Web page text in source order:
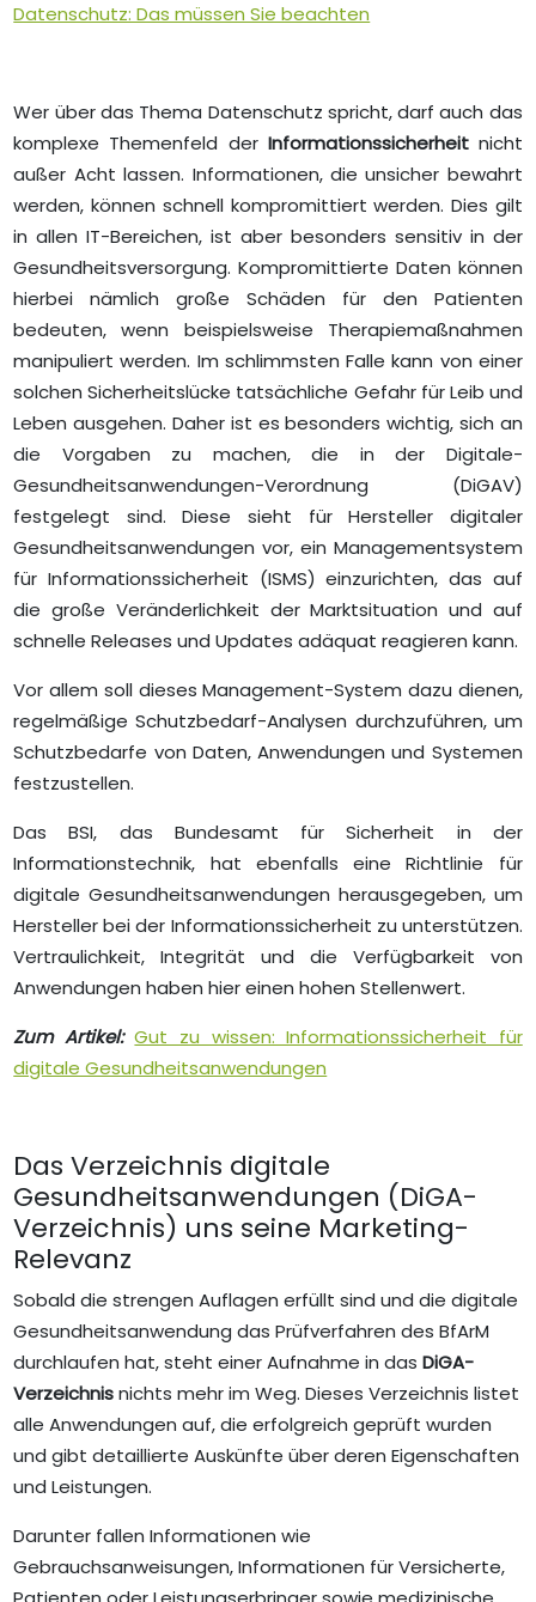
Datenschutz: Das müssen Sie beachten
Wer über das Thema Datenschutz spricht, darf auch das
komplexe Themenfeld der Informationssicherheit nicht
außer Acht lassen. Informationen, die unsicher bewahrt
werden, können schnell kompromittiert werden. Dies gilt
in allen IT-Bereichen, ist aber besonders sensitiv in der
Gesundheitsversorgung. Kompromittierte Daten können
hierbei nämlich große Schäden für den Patienten
bedeuten, wenn beispielsweise Therapiemaßnahmen
manipuliert werden. Im schlimmsten Falle kann von einer
solchen Sicherheitslücke tatsächliche Gefahr für Leib und
Leben ausgehen. Daher ist es besonders wichtig, sich an
die Vorgaben zu machen, die in der Digitale-
Gesundheitsanwendungen-Verordnung (DiGAV)
festgelegt sind. Diese sieht für Hersteller digitaler
Gesundheitsanwendungen vor, ein Managementsystem
für Informationssicherheit (ISMS) einzurichten, das auf
die große Veränderlichkeit der Marktsituation und auf
schnelle Releases und Updates adäquat reagieren kann.
Vor allem soll dieses Management-System dazu dienen,
regelmäßige Schutzbedarf-Analysen durchzuführen, um
Schutzbedarfe von Daten, Anwendungen und Systemen
festzustellen.
Das BSI, das Bundesamt für Sicherheit in der
Informationstechnik, hat ebenfalls eine Richtlinie für
digitale Gesundheitsanwendungen herausgegeben, um
Hersteller bei der Informationssicherheit zu unterstützen.
Vertraulichkeit, Integrität und die Verfügbarkeit von
Anwendungen haben hier einen hohen Stellenwert.
Zum Artikel:Gut zu wissen: Informationssicherheit für
digitale Gesundheitsanwendungen
Das Verzeichnis digitale
Gesundheitsanwendungen (DiGA-
Verzeichnis) uns seine Marketing-
Relevanz
Sobald die strengen Auflagen erfüllt sind und die digitale
Gesundheitsanwendung das Prüfverfahren des BfArM
durchlaufen hat, steht einer Aufnahme in dasDiGA-
Verzeichnisnichts mehr im Weg. Dieses Verzeichnis listet
alle Anwendungen auf, die erfolgreich geprüft wurden
und gibt detaillierte Auskünfte über deren Eigenschaften
und Leistungen.
Darunter fallen Informationen wie
Gebrauchsanweisungen, Informationen für Versicherte,